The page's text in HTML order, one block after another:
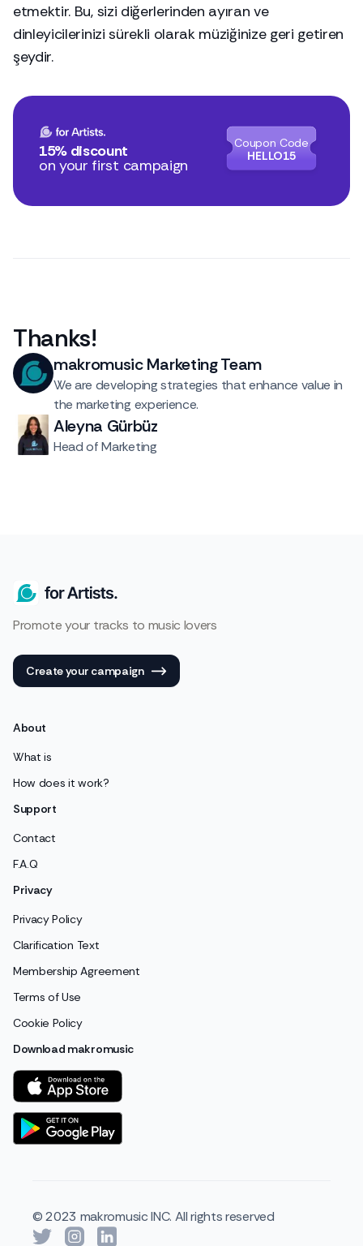
etmektir. Bu, sizi diğerlerinden ayıran ve
dinleyicilerinizi sürekli olarak müziğinize geri getiren
şeydir.
15% discount
on your first campaign
Coupon Code
HELLO15
Thanks!
makromusic Marketing Team
We are developing strategies that enhance value in
the marketing experience.
Aleyna Gürbüz
Head of Marketing
Promote your tracks to music lovers
Create your campaign
About
What is
How does it work?
Support
Contact
F.A.Q
Privacy
Privacy Policy
Clarification Text
Membership Agreement
Terms of Use
Cookie Policy
Download makromusic
© 2023 makromusic INC. All rights reserved